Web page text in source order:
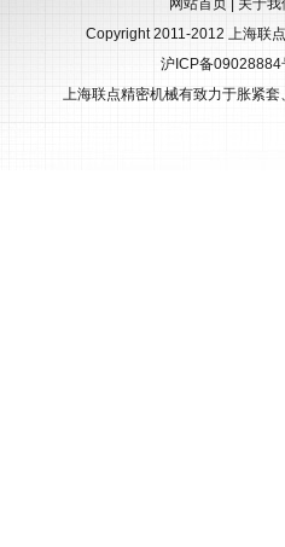
网站首页
关于我
Copyright 2011-2012 上海联
沪ICP备09028884
上海联点精密机械有致力于胀紧套